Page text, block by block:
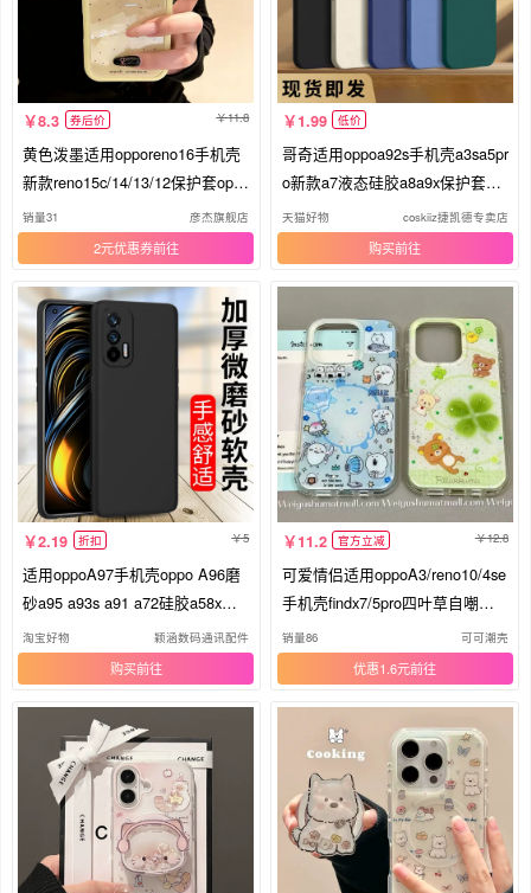
8.3 券后价 11.8
黄色泼墨适用opporeno16手机壳
新款reno15c/14/13/12保护套opp
oa96/a93s/a58/a2x带挂绳oppofin
dx9pro/x8好看
销量31 彦杰旗舰店
2元优惠券
1.99 低价
哥奇适用oppoa92s手机壳a3sa5pr
o新款a7液态硅胶a8a9x保护套a1
1s镜头a58全包a15防摔a36软壳a
55s男女a79款a83
天猫好物 coskiiz捷凯德专卖店
购买
2.19 折扣 5
适用oppoA97手机壳oppo A96磨
砂a95 a93s a91 a72硅胶a58x软
壳a57 a56s a55防摔5G新款A11X
男女A9X A8保护套
淘宝好物 颖涵数码通讯配件
购买
11.2 官方立减 12.8
可爱情侣适用oppoA3/reno10/4se
手机壳findx7/5pro四叶草自嘲轻
松熊新款A56/32/a57女K11x/97/9
3s软套8国际版
销量86 可可潮壳
优惠1.6元